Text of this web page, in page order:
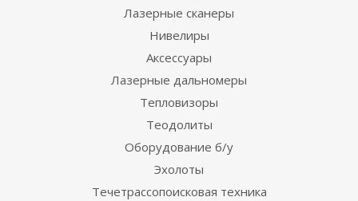
Лазерные сканеры
Нивелиры
Аксессуары
Лазерные дальномеры
Тепловизоры
Теодолиты
Оборудование б/у
Эхолоты
Течетрассопоисковая техника